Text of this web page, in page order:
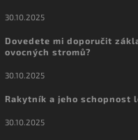
30.10.2025
Dovedete mi doporučit
ovocných stromů?
30.10.2025
Rakytník a jeho schopnost
30.10.2025